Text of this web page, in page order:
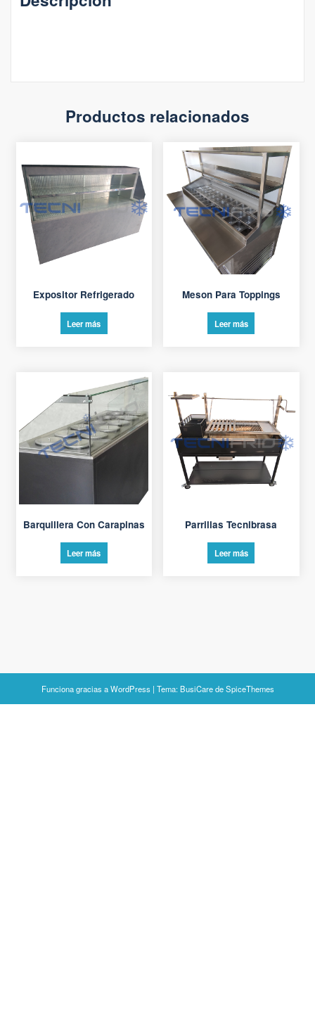
Productos relacionados
Expositor Refrigerado
Leer más
Meson Para Toppings
Leer más
Barquillera Con Carapinas
Leer más
Parrillas Tecnibrasa
Leer más
Funciona gracias aWordPress | Tema:BusiCaredeSpiceThemes